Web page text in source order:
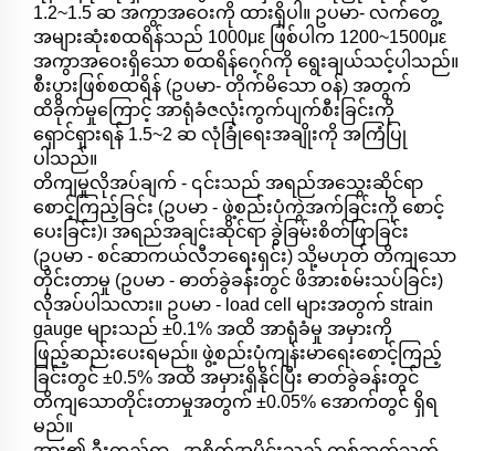
1.2~1.5 ဆ အကွာအဝေးကို ထားရှိပါ။ ဥပမာ- လက်တွေ့
အများဆုံးစထရိန်သည် 1000με ဖြစ်ပါက 1200~1500με
အကွာအဝေးရှိသော စထရိန်ဂေ့ဂ်ကို ရွေးချယ်သင့်ပါသည်။
စီးပွားဖြစ်စထရိန် (ဥပမာ- တိုက်မိသော ဝန်) အတွက်
ထိခိုက်မှုကြောင့် အာရုံခံဇလုံးကွက်ပျက်စီးခြင်းကို
ရှောင်ရှားရန် 1.5~2 ဆ လုံခြုံရေးအချိုးကို အကြံပြု
ပါသည်။
တိကျမှုလိုအပ်ချက် - ၎င်းသည် အရည်အသွေးဆိုင်ရာ
စောင့်ကြည့်ခြင်း (ဥပမာ - ဖွဲ့စည်းပုံကွဲအက်ခြင်းကို စောင့်
ပေးခြင်း)၊ အရည်အချင်းဆိုင်ရာ ခွဲခြမ်းစိတ်ဖြာခြင်း
(ဥပမာ - စင်ဆာကယ်လီဘရေးရှင်း) သို့မဟုတ် တိကျသော
တိုင်းတာမှု (ဥပမာ - ဓာတ်ခွဲခန်းတွင် ဖိအားစမ်းသပ်ခြင်း)
လိုအပ်ပါသလား။ ဥပမာ - load cell များအတွက် strain
gauge များသည် ±0.1% အထိ အာရုံခံမှု အမှားကို
ဖြည့်ဆည်းပေးရမည်။ ဖွဲ့စည်းပုံကျန်းမာရေးစောင့်ကြည့်
ခြင်းတွင် ±0.5% အထိ အမှားရှိနိုင်ပြီး ဓာတ်ခွဲခန်းတွင်
တိကျသောတိုင်းတာမှုအတွက် ±0.05% အောက်တွင် ရှိရ
မည်။